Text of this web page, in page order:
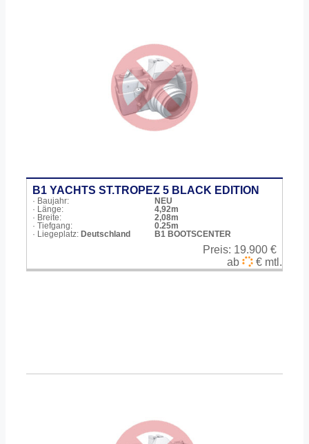
B1 YACHTS ST.TROPEZ 5 BLACK EDITION
· Baujahr:
NEU
· Länge:
4,92m
· Breite:
2,08m
· Tiefgang:
0.25m
· Liegeplatz: Deutschland B1 BOOTSCENTER
Preis: 19.900 €
ab
€ mtl.